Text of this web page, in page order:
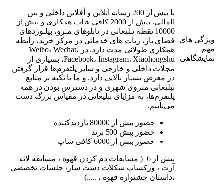
ویژگی های
مهم
نمایشگاهی
با بیش از 200 رسانه آنلاین و آفلاین داخلی و بین
المللی، بیش از 2000 کافی شاپ همکاری و بیش از
10000 نقطه تبلیغاتی در تابلوهای مترو، بیلبوردهای
فضای باز، ربات های خدماتی در مرکز خرید، رابطه
همکاری طولانی مدت دارد. در Weibo، Wechat،
Facebook، Instagram، Xiaohongshu، بسیاری از
مجلات داخلی و خارجی و سایر پلتفرم‌ها قرار گرفتن
در معرض بسیار بالایی دارد. و ما با تکیه بر منابع
تبلیغاتی متروی شهری و در دسترس بودن در همه
پلتفرم‌ها، به مزایای تبلیغاتی در مقیاس بزرگ دست
می‌یابیم.
حضور بيش از 80000 بازدیدکننده
حضور بيش 500 برند
حضور بيش از 6000 کافی شاپ
بیش از 6 ( مسابقات دم کردن قهوه ، مسابقه لاته
آرت ، ورکشاپ شکلات دست ساز، جلسات تخصصی
،داستان جشنواره قهوه ، .....)